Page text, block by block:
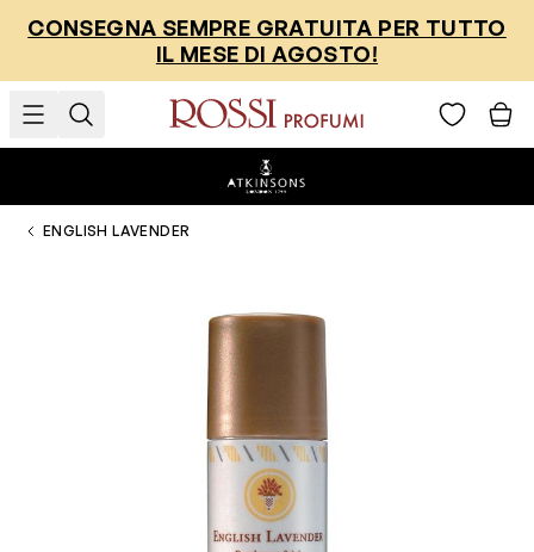
CONSEGNA SEMPRE GRATUITA PER TUTTO
IL MESE DI AGOSTO!
ENGLISH LAVENDER